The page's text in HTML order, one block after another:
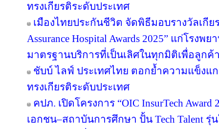
ทรงเกียรติระดับประเทศ
เมืองไทยประกันชีวิต จัดพิธีมอบรางวัลเกีย
Assurance Hospital Awards 2025” แก่โรง
มาตรฐานบริการที่เป็นเลิศในทุกมิติเพื่อลูก
ชับบ์ ไลฟ์ ประเทศไทย ตอกย้ำความแข็งแ
ทรงเกียรติระดับประเทศ
คปภ. เปิดโครงการ “OIC InsurTech
เอกชน–สถาบันการศึกษา ปั้น Tech Talent